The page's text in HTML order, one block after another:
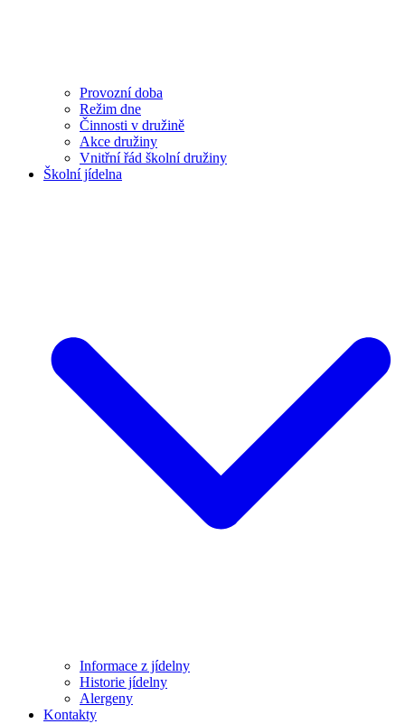
Provozní doba
Režim dne
Činnosti v družině
Akce družiny
Vnitřní řád školní družiny
Školní jídelna
Informace z jídelny
Historie jídelny
Alergeny
Kontakty